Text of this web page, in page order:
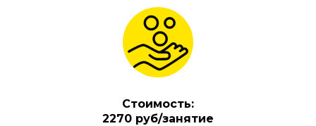
Стоимость:
2270 руб/занятие